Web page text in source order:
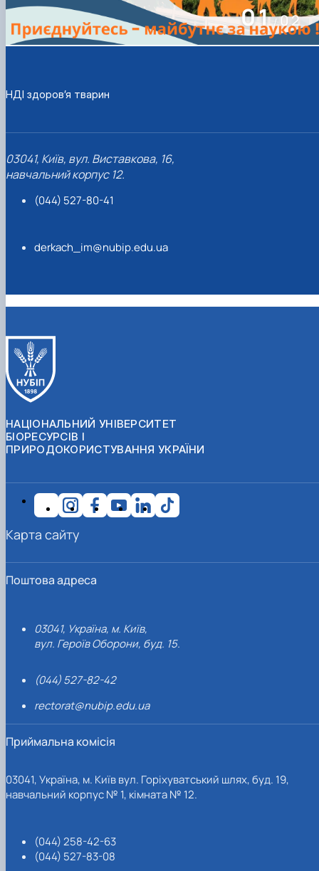
02/02
НДІ здоров’я тварин
03041, Київ, вул. Виставкова, 16,
навчальний корпус 12.
(044) 527-80-41
derkach_im@nubip.edu.ua
НАЦІОНАЛЬНИЙ УНІВЕРСИТЕТ
БІОРЕСУРСІВ І
ПРИРОДОКОРИСТУВАННЯ УКРАЇНИ
Поштова адреса
03041, Україна, м. Київ,
вул. Героїв Оборони, буд. 15.
(044) 527-82-42
rectorat@nubip.edu.ua
Приймальна комісія
03041, Україна, м. Київ вул. Горіхуватський шлях, буд. 19,
навчальний корпус № 1, кімната № 12.
(044) 258-42-63
(044) 527-83-08
Карта сайту